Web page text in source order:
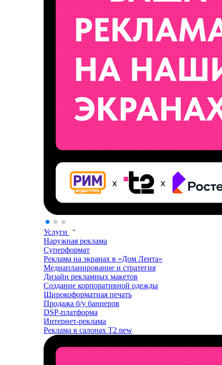
Услуги
Наружная реклама
Суперформат
Реклама на экранах в «Дом Лента»
Медиапланирование и стратегия
Дизайн рекламных макетов
Создание корпоративной одежды
Широкоформатная печать
Продажа б/у баннеров
DSP-платформа
Интернет-реклама
Реклама в салонах T2 new